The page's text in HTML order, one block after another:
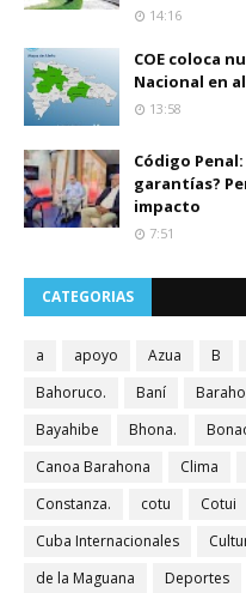
14:16
COE coloca
Nacional en
13:58
Código
garantías?
impacto
7:51
CATEGORIAS
a apoyo Azua B
Bahoruco.
Baní
Bayahibe
Bhona.
Canoa Barahona
Clima
Constanza.
cotu Cotui
Cuba Internacionales
de la Maguana
Deportes